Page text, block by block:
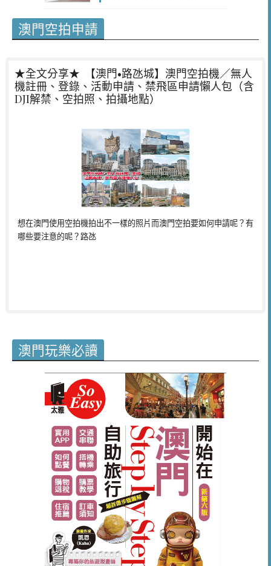
澳門空拍申請
★全文分享★
【澳門•路氹城】澳門空拍機／無人
機註冊、登錄、活動申請、禁飛區申請懶人包（含
DJI解禁、空拍照、拍攝地點）
想在澳門使用空拍機拍出不一樣的照片而澳門空拍要如何申請呢？有
哪些要注意的呢？路氹
澳門玩樂必讀